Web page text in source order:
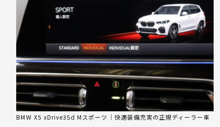
BMW X5 xDrive35d Mスポーツ｜快適装備充実の正規ディーラー車